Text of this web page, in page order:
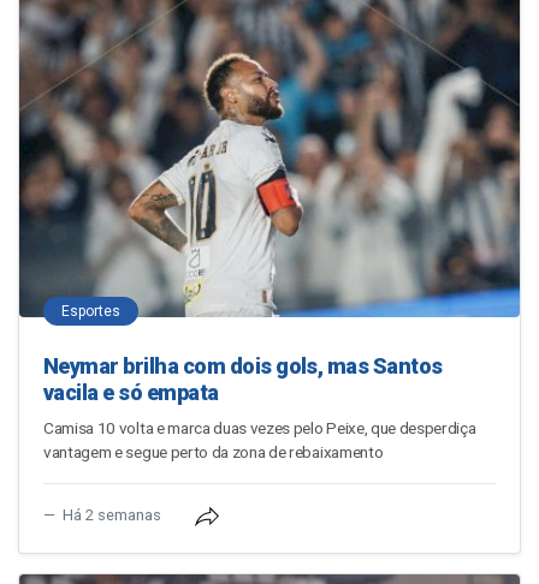
Esportes
Neymar brilha com dois gols, mas Santos
vacila e só empata
Camisa 10 volta e marca duas vezes pelo Peixe, que desperdiça
vantagem e segue perto da zona de rebaixamento
Há 2 semanas